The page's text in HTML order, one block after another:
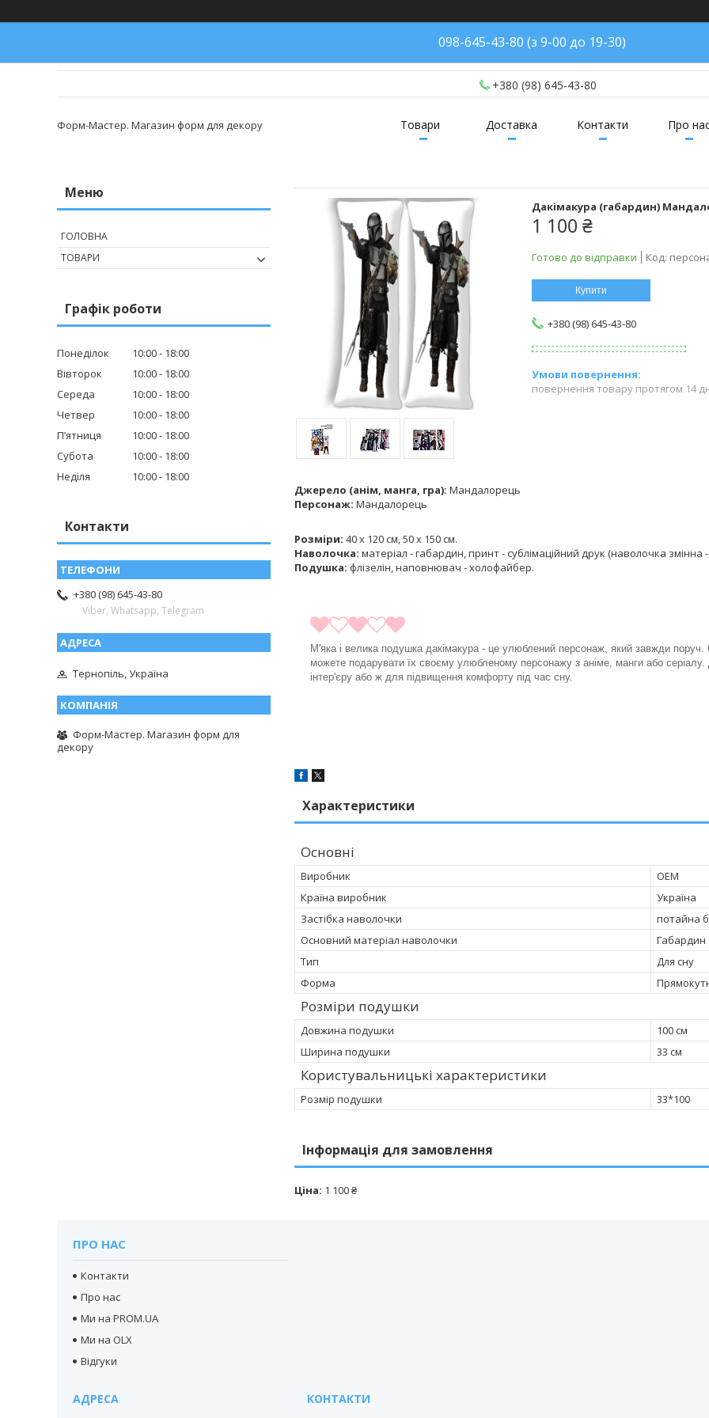
098-645-43-80 (з 9-00 до 19-30)
+380 (98) 645-43-80
Форм-Мастер. Магазин форм для декору Товари Доставка Контакти Про
Дакімакура (габардин)
1 100 ₴
Готово до відправки Код:
Купити
+380 (98) 645-43-80
повернення товару протягом 14
Джерело (анім, манга, гра): Мандалорець
Персонаж: Мандалорець
Розміри: 40 х 120 см, 50 х 150 см.
Наволочка: матеріал - габардин, принт - сублімаційний друк (наволочка змінна -
Подушка: флізелін, наповнювач - холофайбер.
М'яка і велика подушка дакімакура - це улюблений персонаж, який завжди
можете подарувати їх своєму улюбленому персонажу з аніме, манги або
інтер'єру або ж для підвищення комфорту під час сну.
Характеристики
Основні
Виробник
OEM
Країна виробник
Україна
Застібка наволочки
потайна
Основний матеріал наволочки
Габардин
Тип
Для сну
Форма
Розміри подушки
Довжина подушки
100 см
Ширина подушки
33 см
Користувальницькі характеристики
Розмір подушки 33*100
Інформація для замовлення
Ціна: 1 100 ₴
ГОЛОВНА
ТОВАРИ
Графік роботи
Понеділок 10:00
18:00
Вівторок
10:00
18:00
Середа
10:00
18:00
Четвер
10:00
18:00
Пʼятниця
10:00
18:00
Субота
10:00
18:00
Неділя
10:00 18:00
Контакти
+380 (98) 645-43-80
Viber, Whatsapp, Telegram
Тернопіль, Україна
Форм-Мастер. Магазин форм для
декору
ПРО НАС
Контакти
Про нас
Ми на PROM.UA
Ми на OLX
Відгуки